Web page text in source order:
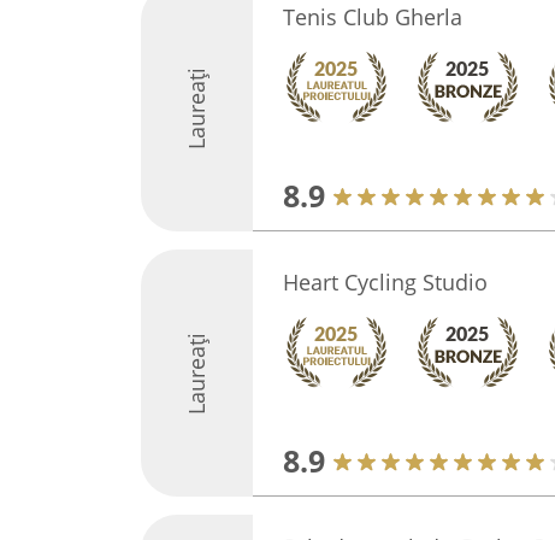
Laureați
Tenis Club Gherla
8.9
Laureați
Heart Cycling Studio
8.9